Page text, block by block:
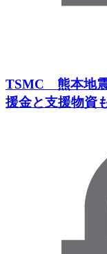
TSMC 熊本地
援金と支援物資